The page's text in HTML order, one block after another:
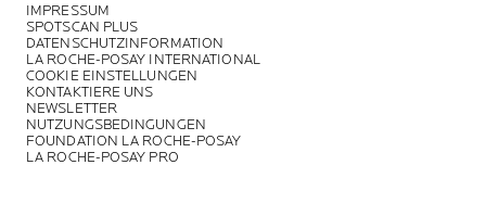
IMPRESSUM
SPOTSCAN PLUS
DATENSCHUTZINFORMATION
LA ROCHE-POSAY INTERNATIONAL
COOKIE EINSTELLUNGEN
KONTAKTIERE UNS
NEWSLETTER
NUTZUNGSBEDINGUNGEN
FOUNDATION LA ROCHE-POSAY
LA ROCHE-POSAY PRO